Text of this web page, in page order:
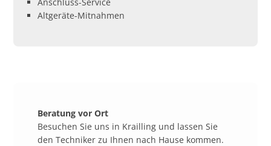
Altgeräte-Mitnahmen
Beratung vor Ort
Besuchen Sie uns in Krailling und lassen Sie
den Techniker zu Ihnen nach Hause kommen.